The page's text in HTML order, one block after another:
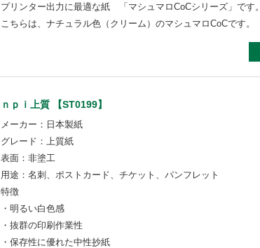
プリンター出力に最適な紙 「マシュマロCoCシリーズ」です。
こちらは、ナチュラル色（クリーム）のマシュマロCoCです。
ｎｐｉ上質 【ST0199】
メーカー：日本製紙
グレード：上質紙
表面：非塗工
用途：名刺、ポストカード、チケット、パンフレット
特徴
・明るい白色感
・抜群の印刷作業性
・保存性に優れた中性抄紙